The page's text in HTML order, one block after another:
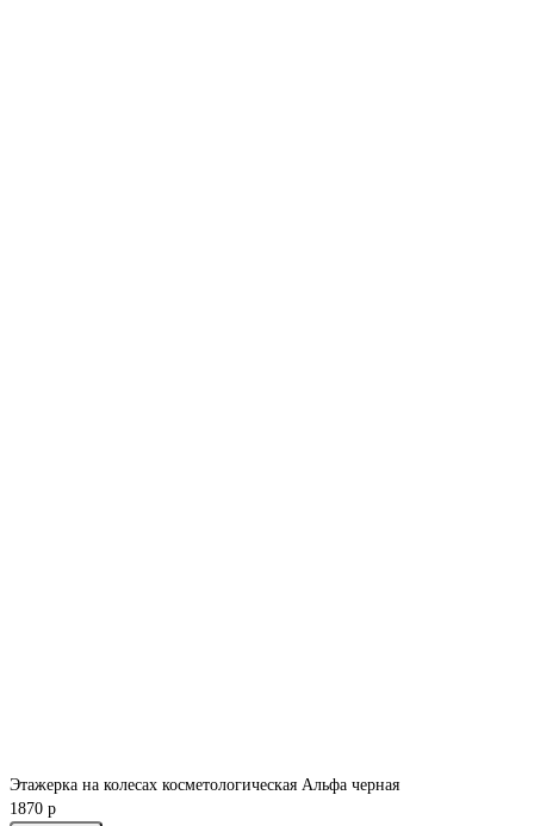
Этажерка на колесах косметологическая Альфа черная
1870 р